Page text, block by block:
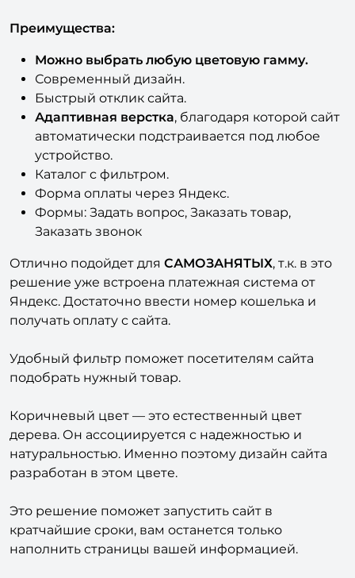
Преимущества:
Можно выбрать любую цветовую гамму.
Современный дизайн.
Быстрый отклик сайта.
Адаптивная верстка, благодаря которой сайт
автоматически подстраивается под любое
устройство.
Каталог с фильтром.
Форма оплаты через Яндекс.
Формы: Задать вопрос, Заказать товар,
Заказать звонок
Отлично подойдет для САМОЗАНЯТЫХ, т.к. в это
решение уже встроена платежная система от
Яндекс. Достаточно ввести номер кошелька и
получать оплату с сайта.
Удобный фильтр поможет посетителям сайта
подобрать нужный товар.
Коричневый цвет — это естественный цвет
дерева. Он ассоциируется с надежностью и
натуральностью. Именно поэтому дизайн сайта
разработан в этом цвете.
Это решение поможет запустить сайт в
кратчайшие сроки, вам останется только
наполнить страницы вашей информацией.